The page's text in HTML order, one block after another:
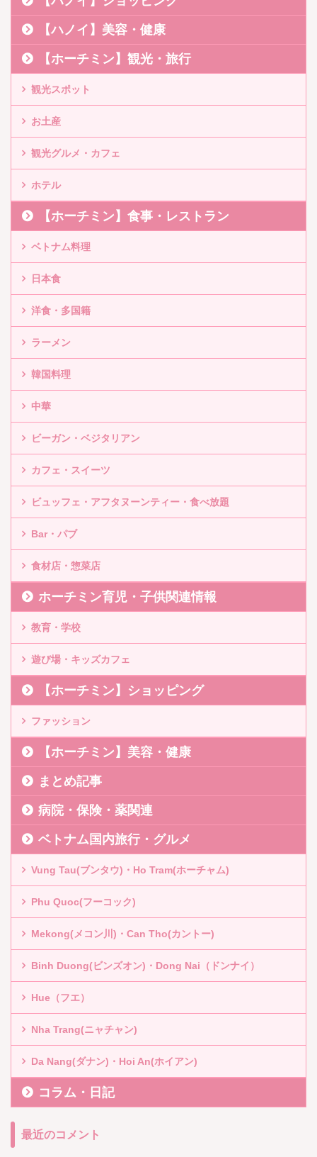
【ハノイ】美容・健康
【ホーチミン】観光・旅行
観光スポット
お土産
観光グルメ・カフェ
ホテル
【ホーチミン】食事・レストラン
ベトナム料理
日本食
洋食・多国籍
ラーメン
韓国料理
中華
ビーガン・ベジタリアン
カフェ・スイーツ
ビュッフェ・アフタヌーンティー・食べ放題
Bar・パブ
食材店・惣菜店
ホーチミン育児・子供関連情報
教育・学校
遊び場・キッズカフェ
【ホーチミン】ショッピング
ファッション
【ホーチミン】美容・健康
まとめ記事
病院・保険・薬関連
ベトナム国内旅行・グルメ
Vung Tau(ブンタウ)・Ho Tram(ホーチャム)
Phu Quoc(フーコック)
Mekong(メコン川)・Can Tho(カントー)
Binh Duong(ビンズオン)・Dong Nai（ドンナイ）
Hue（フエ）
Nha Trang(ニャチャン)
Da Nang(ダナン)・Hoi An(ホイアン)
コラム・日記
最近のコメント